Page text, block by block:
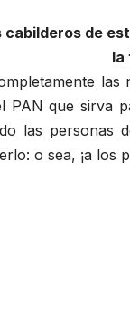
cabilderos de
la
las
PAN que sirva
las personas
o sea, ¡a los